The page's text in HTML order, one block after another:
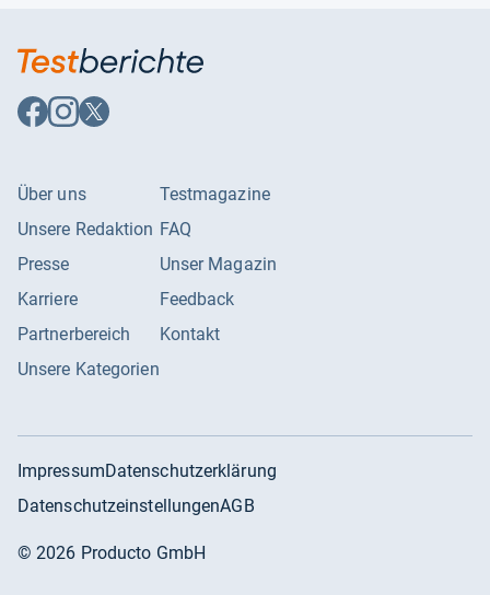
Auf
Facebook
Auf
Instagram
Auf
X
Über uns
Unsere Redaktion
Presse
Karriere
Partnerbereich
Unsere Kategorien
Testmagazine
FAQ
Unser Magazin
Feedback
Kontakt
ImpressumDatenschutzerklärung
DatenschutzeinstellungenAGB
©2026 Producto GmbH